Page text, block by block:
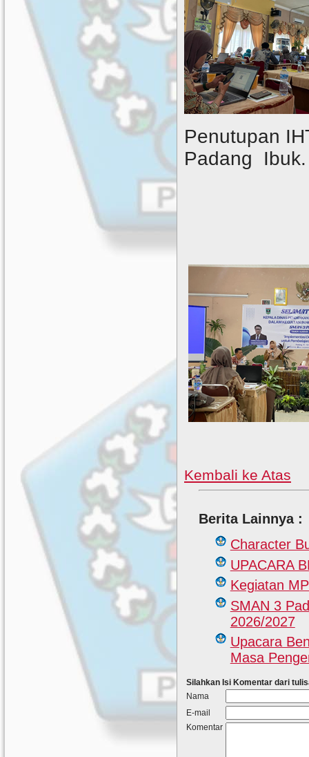
Penutupan
Padang
Kembali ke Atas
Berita Lainnya :
Character
UPACARA
Kegiatan
SMAN 3
2026/2027
Upacara
Masa
Silahkan Isi Komentar dari
Nama
E-mail
Komentar